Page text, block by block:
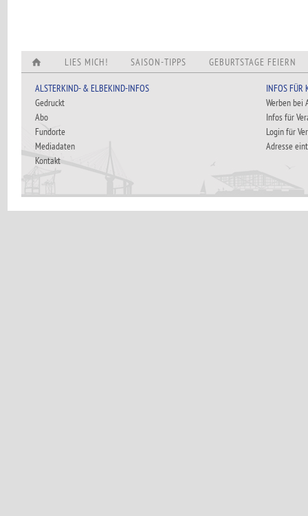
LIES MICH! SAISON-TIPPS GEBURTSTAGE FEIERN
ALSTERKIND- & ELBEKIND-INFOS
Gedruckt
Abo
Fundorte
Mediadaten
Kontakt
INFOS FÜR
Werben bei
Infos für
Login für
Adresse